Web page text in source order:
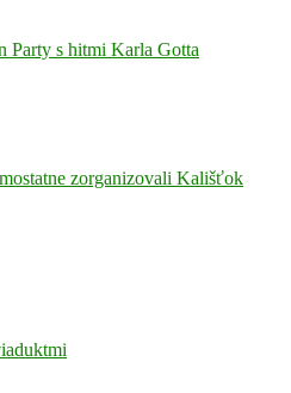
Party s hitmi Karla Gotta
zorganizovali Kališťok